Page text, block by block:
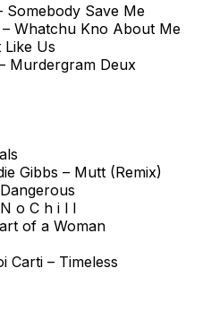
Somebody Save Me
Whatchu Kno About Me
Like Us
Murdergram Deux
Gibbs – Mutt (Remix)
N o C h i l l
of a Woman
Carti – Timeless